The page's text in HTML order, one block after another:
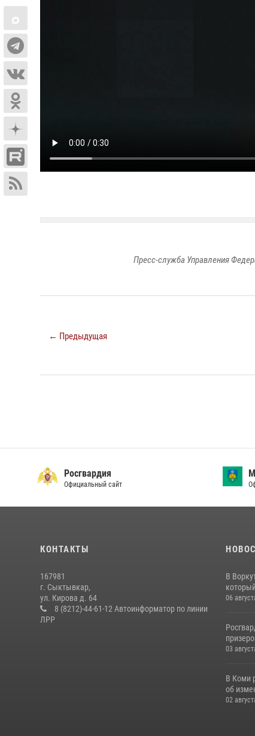
Пресс-служба Управления
← Предыдущая
Росгвардия
Официальный сайт
КОНТАКТЫ
167981
г. Сыктывкар,
ул. Кирова д. 64
8 (8212)-44-61-12 Автоинформатор по линии
ЛРР
В
06
03
В Коми
об
02